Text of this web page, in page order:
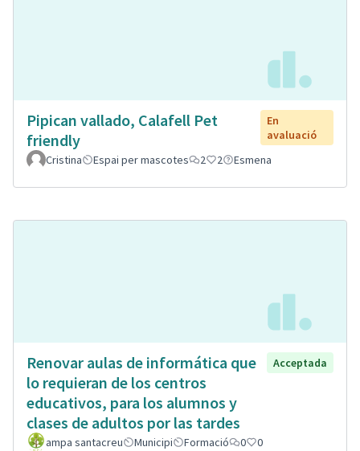
Pipican vallado, Calafell Pet
friendly
En
avaluació
Cristina
Espai per mascotes 2 2 Esmena
Renovar aulas de informática que
lo requieran de los centros
educativos, para los alumnos y
clases de adultos por las tardes
Acceptada
ampa santacreu Municipi Formació 0 0